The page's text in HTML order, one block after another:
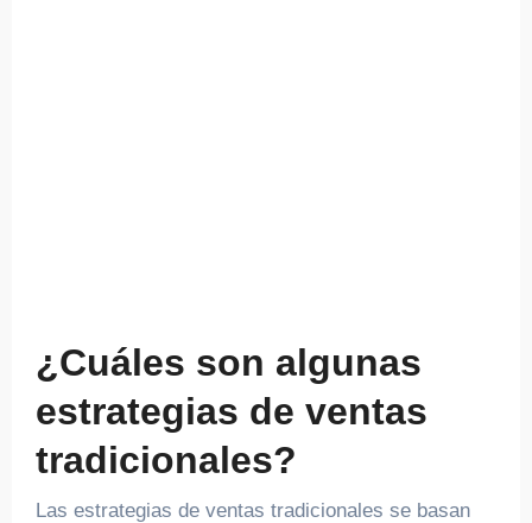
¿Cuáles son algunas
estrategias de ventas
tradicionales?
Las estrategias de ventas tradicionales se basan